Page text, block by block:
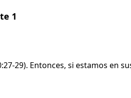
1
29). Entonces, si estamos en
pudiera hacerlo, ese alguien